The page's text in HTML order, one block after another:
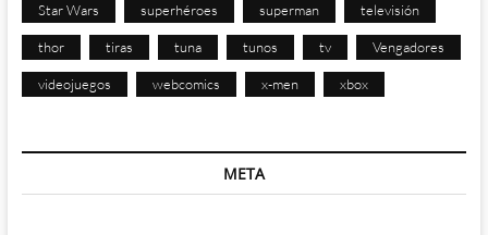
Star Wars superhéroes superman televisión
thor tiras tuna tunos tv Vengadores
videojuegos webcomics x-men xbox
META